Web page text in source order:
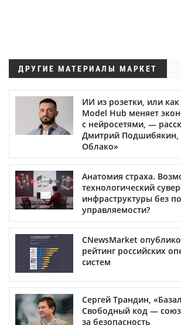
ДРУГИЕ МАТЕРИАЛЫ МАРКЕТ
ИИ из розетки, или
Model Hub меняет
с нейросетями, —
Дмитрий Подшибякин,
Облако»
Анатомия страха.
технологический
инфраструктуры без
управляемости?
CNewsMarket
рейтинг российских
систем
Сергей Трандин,
Свободный код —
за безопасность